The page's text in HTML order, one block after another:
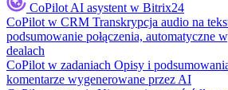
CoPilot AI asystent w Bitrix24
CoPilot w CRM Transkrypcja audio na
podsumowanie połączenia, automatyczne
dealach
CoPilot w zadaniach Opisy i
komentarze wygenerowane przez AI